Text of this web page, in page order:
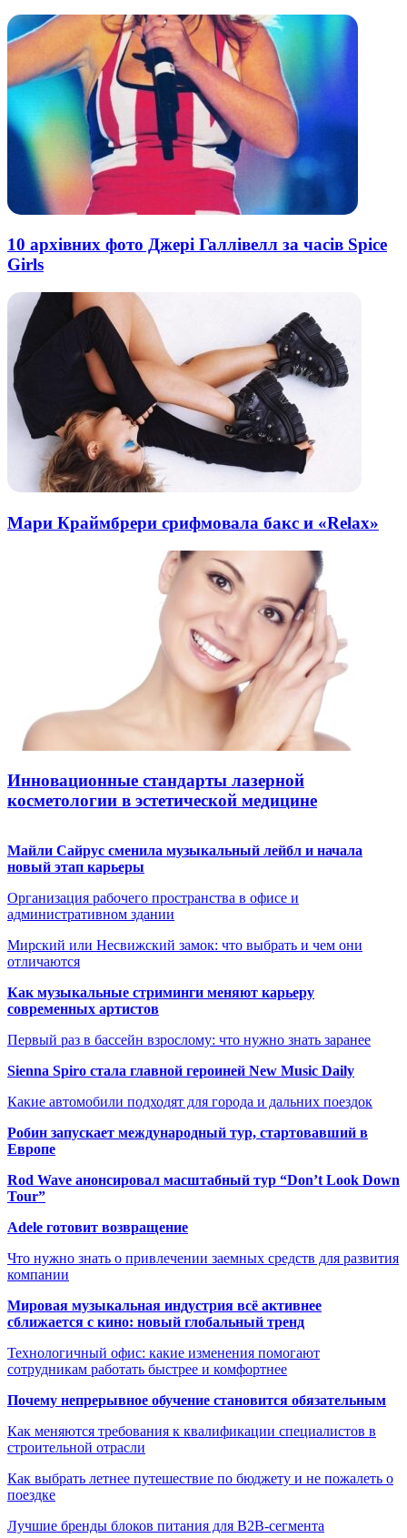
10 архівних фото Джері Галлівелл за часів Spice
Girls
Мари Краймбрери срифмовала бакс и «Relax»
Инновационные стандарты лазерной
косметологии в эстетической медицине
Майли Сайрус сменила музыкальный лейбл и начала
новый этап карьеры
Организация рабочего пространства в офисе и
административном здании
Мирский или Несвижский замок: что выбрать и чем они
отличаются
Как музыкальные стриминги меняют карьеру
современных артистов
Первый раз в бассейн взрослому: что нужно знать заранее
Sienna Spiro стала главной героиней New Music Daily
Какие автомобили подходят для города и дальних поездок
Робин запускает международный тур, стартовавший в
Европе
Rod Wave анонсировал масштабный тур “Don’t Look Down
Tour”
Adele готовит возвращение
Что нужно знать о привлечении заемных средств для развития
компании
Мировая музыкальная индустрия всё активнее
сближается с кино: новый глобальный тренд
Технологичный офис: какие изменения помогают
сотрудникам работать быстрее и комфортнее
Почему непрерывное обучение становится обязательным
Как меняются требования к квалификации специалистов в
строительной отрасли
Как выбрать летнее путешествие по бюджету и не пожалеть о
поездке
Лучшие бренды блоков питания для B2B-сегмента